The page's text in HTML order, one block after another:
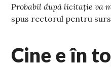
Probabil după licitație va
spus rectorul pentru
Cine e în